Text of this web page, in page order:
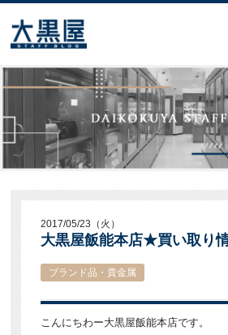
2017/05/23（火）
大黒屋飯能本店★買い取り
ブランド品・貴金属
こんにちわー大黒屋飯能本店です。